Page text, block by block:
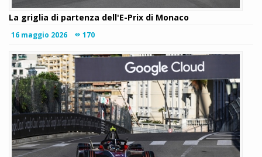
La griglia di partenza dell'E-Prix di Monaco
16 maggio 2026 170